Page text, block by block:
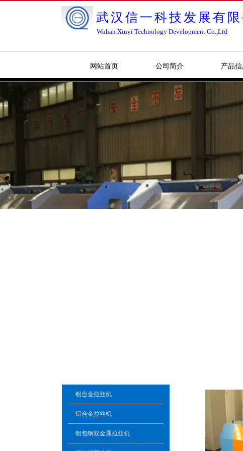
武汉信一科技发展有限
Wuhan Xinyi Technology Development Co.,Ltd
网站首页 公司简介 产品信
铝合金拉丝机
铝合金拉丝机
铝包钢双金属拉丝机